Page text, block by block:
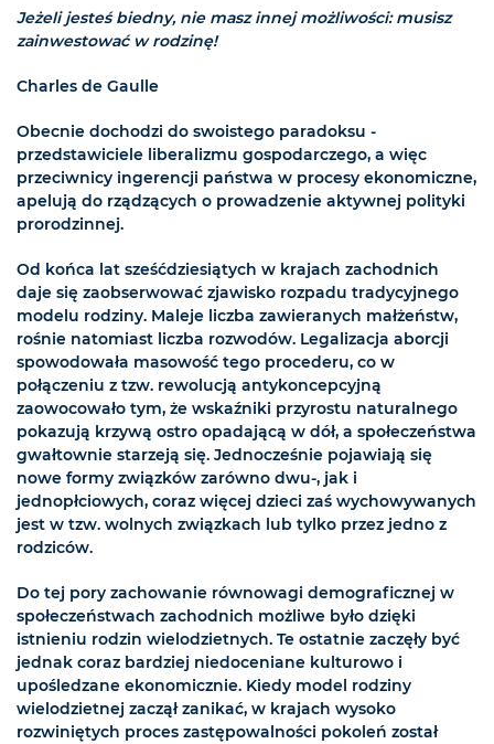
Jeżeli jesteś biedny, nie masz innej możliwości: musisz
zainwestować w rodzinę!
Charles de Gaulle
Obecnie dochodzi do swoistego paradoksu -
przedstawiciele liberalizmu gospodarczego, a więc
przeciwnicy ingerencji państwa w procesy ekonomiczne,
apelują do rządzących o prowadzenie aktywnej polityki
prorodzinnej.
Od końca lat sześćdziesiątych w krajach zachodnich
daje się zaobserwować zjawisko rozpadu tradycyjnego
modelu rodziny. Maleje liczba zawieranych małżeństw,
rośnie natomiast liczba rozwodów. Legalizacja aborcji
spowodowała masowość tego procederu, co w
połączeniu z tzw. rewolucją antykoncepcyjną
zaowocowało tym, że wskaźniki przyrostu naturalnego
pokazują krzywą ostro opadającą w dół, a społeczeństwa
gwałtownie starzeją się. Jednocześnie pojawiają się
nowe formy związków zarówno dwu-, jak i
jednopłciowych, coraz więcej dzieci zaś wychowywanych
jest w tzw. wolnych związkach lub tylko przez jedno z
rodziców.
Do tej pory zachowanie równowagi demograficznej w
społeczeństwach zachodnich możliwe było dzięki
istnieniu rodzin wielodzietnych. Te ostatnie zaczęły być
jednak coraz bardziej niedoceniane kulturowo i
upośledzane ekonomicznie. Kiedy model rodziny
wielodzietnej zaczął zanikać, w krajach wysoko
rozwiniętych proces zastępowalności pokoleń został